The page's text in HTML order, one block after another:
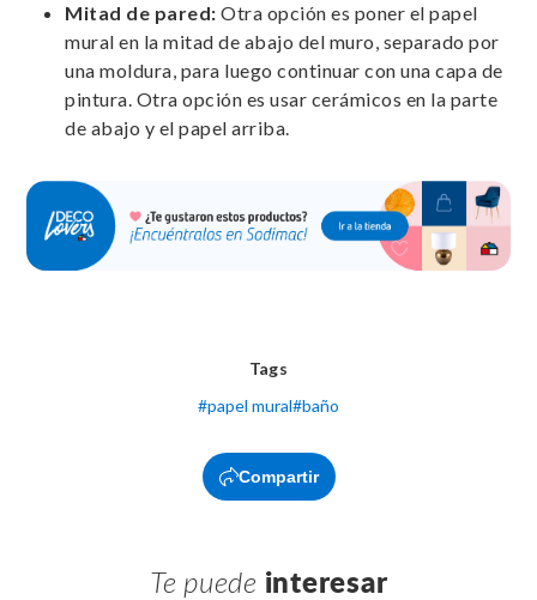
Mitad de pared: Otra opción es poner el papel
mural en la mitad de abajo del muro, separado por
una moldura, para luego continuar con una capa de
pintura. Otra opción es usar cerámicos en la parte
de abajo y el papel arriba.
Tags
#papel mural#baño
Compartir
Te puede interesar